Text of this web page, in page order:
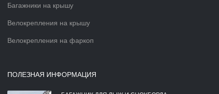
Багажники на крышу
Велокрепления на крышу
Велокрепления на фаркоп
ПОЛЕЗНАЯ ИНФОРМАЦИЯ